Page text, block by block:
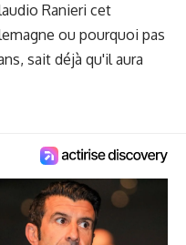
Ranieri cet
ou pourquoi pas
sait déjà qu'il aura